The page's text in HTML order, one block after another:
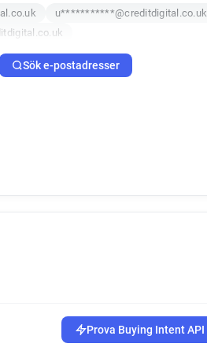
u***********@creditdigital.co.uk
Sök e-postadresser
Prova Buying Intent API